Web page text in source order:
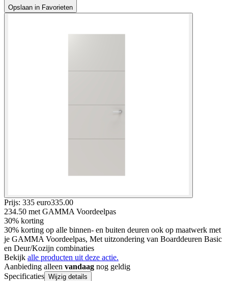
Opslaan in Favorieten
Prijs: 335 euro335.00
234.50 met GAMMA Voordeelpas
30% korting
30% korting op alle binnen- en buiten deuren ook op maatwerk met
je GAMMA Voordeelpas, Met uitzondering van Boarddeuren Basic
en Deur/Kozijn combinaties
Bekijk alle producten uit deze actie.
Aanbieding alleen vandaag nog geldig
Specificaties Wijzig details